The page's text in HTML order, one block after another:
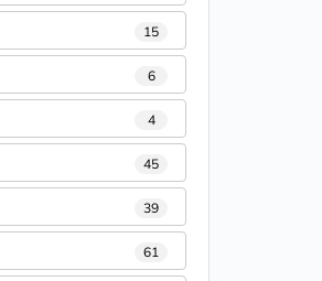
15
6
4
45
39
61